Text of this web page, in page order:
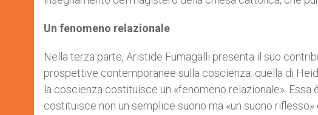
Un fenomeno relazionale
Nella terza parte, Aristide Fumagalli presenta il suo
prospettive contemporanee sulla coscienza: quella di
la coscienza costituisce un «fenomeno relazionale». Essa
costituisce non un semplice suono ma «un suono